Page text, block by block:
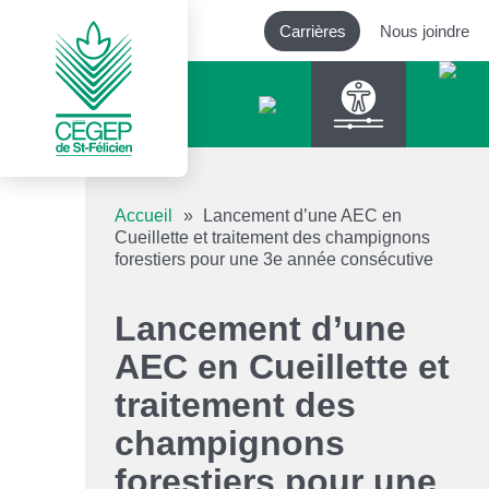
Carrières Nous joindre
Augmenter le texte
Diminuer le texte
Niveau de gris
Contraste élevé
Accueil »
Lancement d’une AEC en
Cueillette et traitement des champignons
forestiers pour une 3e année consécutive
Lancement d’une
AEC en Cueillette et
traitement des
champignons